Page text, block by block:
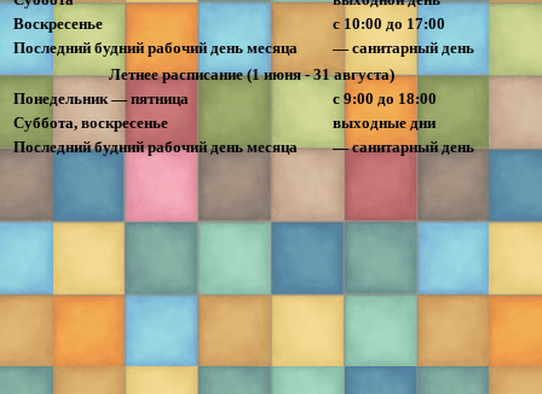
Воскресенье
с 10:00 до 17:00
Последний будний рабочий день месяца
— санитарный день
Летнее расписание (1 июня - 31 августа)
Понедельник — пятница
с 9:00 до 18:00
Суббота, воскресенье
выходные дни
Последний будний рабочий день месяца
— санитарный день